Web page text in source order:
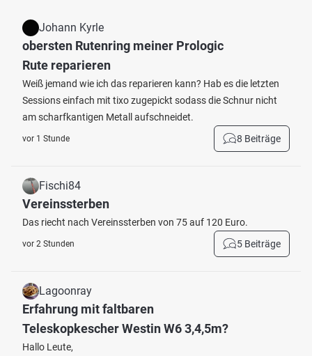
Johann Kyrle
obersten Rutenring meiner Prologic
Rute reparieren
Weiß jemand wie ich das reparieren kann? Hab es die letzten
Sessions einfach mit tixo zugepickt sodass die Schnur nicht
am scharfkantigen Metall aufschneidet.
vor 1 Stunde 8 Beiträge
Fischi84
Vereinssterben
Das riecht nach Vereinssterben von 75 auf 120 Euro.
vor 2 Stunden 5 Beiträge
Lagoonray
Erfahrung mit faltbaren
Teleskopkescher Westin W6 3,4,5m?
Hallo Leute,